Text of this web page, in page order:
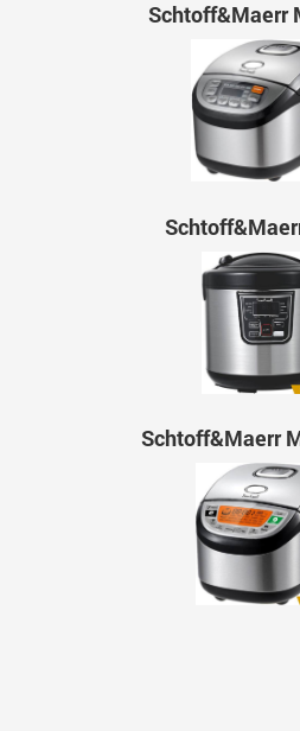
Schtoff&Maerr
Schtoff&Maerr